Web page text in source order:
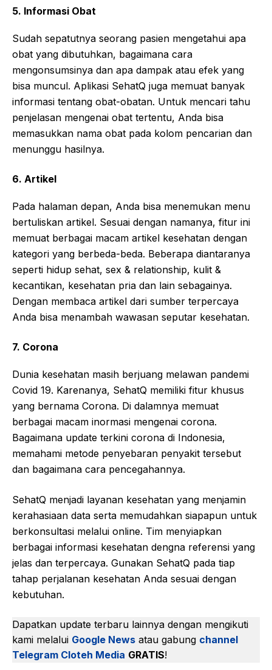
5. Informasi Obat
Sudah sepatutnya seorang pasien mengetahui apa
obat yang dibutuhkan, bagaimana cara
mengonsumsinya dan apa dampak atau efek yang
bisa muncul. Aplikasi SehatQ juga memuat banyak
informasi tentang obat-obatan. Untuk mencari tahu
penjelasan mengenai obat tertentu, Anda bisa
memasukkan nama obat pada kolom pencarian dan
menunggu hasilnya.
6. Artikel
Pada halaman depan, Anda bisa menemukan menu
bertuliskan artikel. Sesuai dengan namanya, fitur ini
memuat berbagai macam artikel kesehatan dengan
kategori yang berbeda-beda. Beberapa diantaranya
seperti hidup sehat, sex & relationship, kulit &
kecantikan, kesehatan pria dan lain sebagainya.
Dengan membaca artikel dari sumber terpercaya
Anda bisa menambah wawasan seputar kesehatan.
7. Corona
Dunia kesehatan masih berjuang melawan pandemi
Covid 19. Karenanya, SehatQ memiliki fitur khusus
yang bernama Corona. Di dalamnya memuat
berbagai macam inormasi mengenai corona.
Bagaimana update terkini corona di Indonesia,
memahami metode penyebaran penyakit tersebut
dan bagaimana cara pencegahannya.
SehatQ menjadi layanan kesehatan yang menjamin
kerahasiaan data serta memudahkan siapapun untuk
berkonsultasi melalui online. Tim menyiapkan
berbagai informasi kesehatan dengna referensi yang
jelas dan terpercaya. Gunakan SehatQ pada tiap
tahap perjalanan kesehatan Anda sesuai dengan
kebutuhan.
Dapatkan update terbaru lainnya dengan mengikuti
kami melalui Google News atau gabung channel
Telegram Cloteh Media GRATIS!